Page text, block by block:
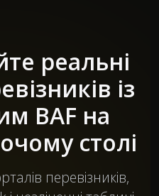
реальні
із
BAF на
столі
перевізників,